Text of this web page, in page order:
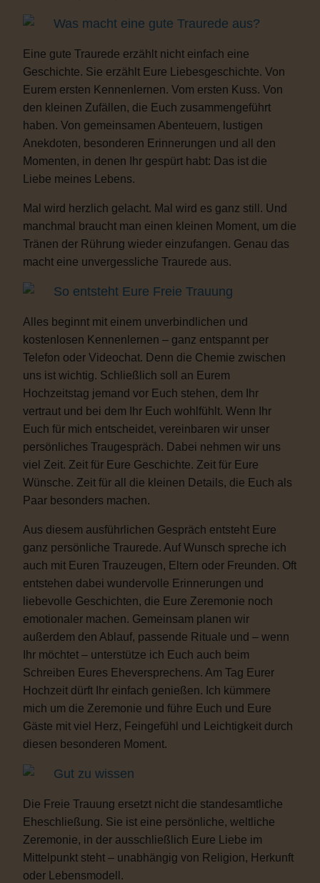
Was macht eine gute Traurede aus?
Eine gute Traurede erzählt nicht einfach eine
Geschichte. Sie erzählt Eure Liebesgeschichte. Von
Eurem ersten Kennenlernen. Vom ersten Kuss. Von
den kleinen Zufällen, die Euch zusammengeführt
haben. Von gemeinsamen Abenteuern, lustigen
Anekdoten, besonderen Erinnerungen und all den
Momenten, in denen Ihr gespürt habt: Das ist die
Liebe meines Lebens.
Mal wird herzlich gelacht. Mal wird es ganz still. Und
manchmal braucht man einen kleinen Moment, um die
Tränen der Rührung wieder einzufangen. Genau das
macht eine unvergessliche Traurede aus.
So entsteht Eure Freie Trauung
Alles beginnt mit einem unverbindlichen und
kostenlosen Kennenlernen – ganz entspannt per
Telefon oder Videochat. Denn die Chemie zwischen
uns ist wichtig. Schließlich soll an Eurem
Hochzeitstag jemand vor Euch stehen, dem Ihr
vertraut und bei dem Ihr Euch wohlfühlt. Wenn Ihr
Euch für mich entscheidet, vereinbaren wir unser
persönliches Traugespräch. Dabei nehmen wir uns
viel Zeit. Zeit für Eure Geschichte. Zeit für Eure
Wünsche. Zeit für all die kleinen Details, die Euch als
Paar besonders machen.
Aus diesem ausführlichen Gespräch entsteht Eure
ganz persönliche Traurede. Auf Wunsch spreche ich
auch mit Euren Trauzeugen, Eltern oder Freunden. Oft
entstehen dabei wundervolle Erinnerungen und
liebevolle Geschichten, die Eure Zeremonie noch
emotionaler machen. Gemeinsam planen wir
außerdem den Ablauf, passende Rituale und – wenn
Ihr möchtet – unterstütze ich Euch auch beim
Schreiben Eures Eheversprechens. Am Tag Eurer
Hochzeit dürft Ihr einfach genießen. Ich kümmere
mich um die Zeremonie und führe Euch und Eure
Gäste mit viel Herz, Feingefühl und Leichtigkeit durch
diesen besonderen Moment.
Gut zu wissen
Die Freie Trauung ersetzt nicht die standesamtliche
Eheschließung. Sie ist eine persönliche, weltliche
Zeremonie, in der ausschließlich Eure Liebe im
Mittelpunkt steht – unabhängig von Religion, Herkunft
oder Lebensmodell.